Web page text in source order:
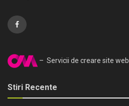
– Servicii de creare site web
Stiri Recente